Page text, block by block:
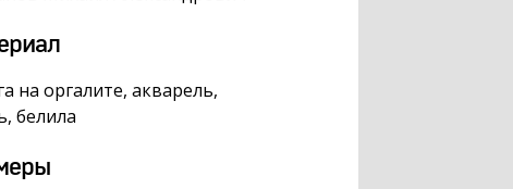
на оргалите, акварель,
белила